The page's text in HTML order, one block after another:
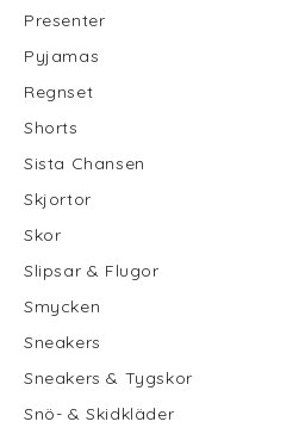
Presenter
Pyjamas
Regnset
Shorts
Sista Chansen
Skjortor
Skor
Slipsar & Flugor
Smycken
Sneakers
Sneakers & Tygskor
Snö- & Skidkläder